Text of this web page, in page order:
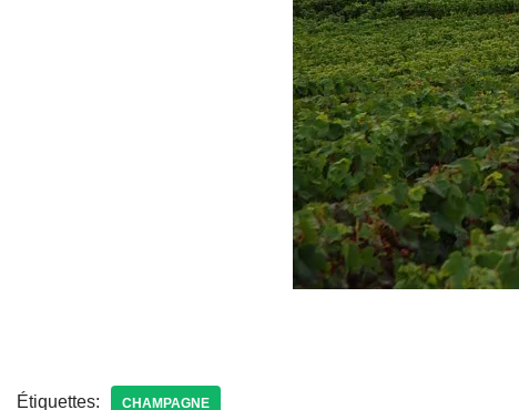
Étiquettes: CHAMPAGNE